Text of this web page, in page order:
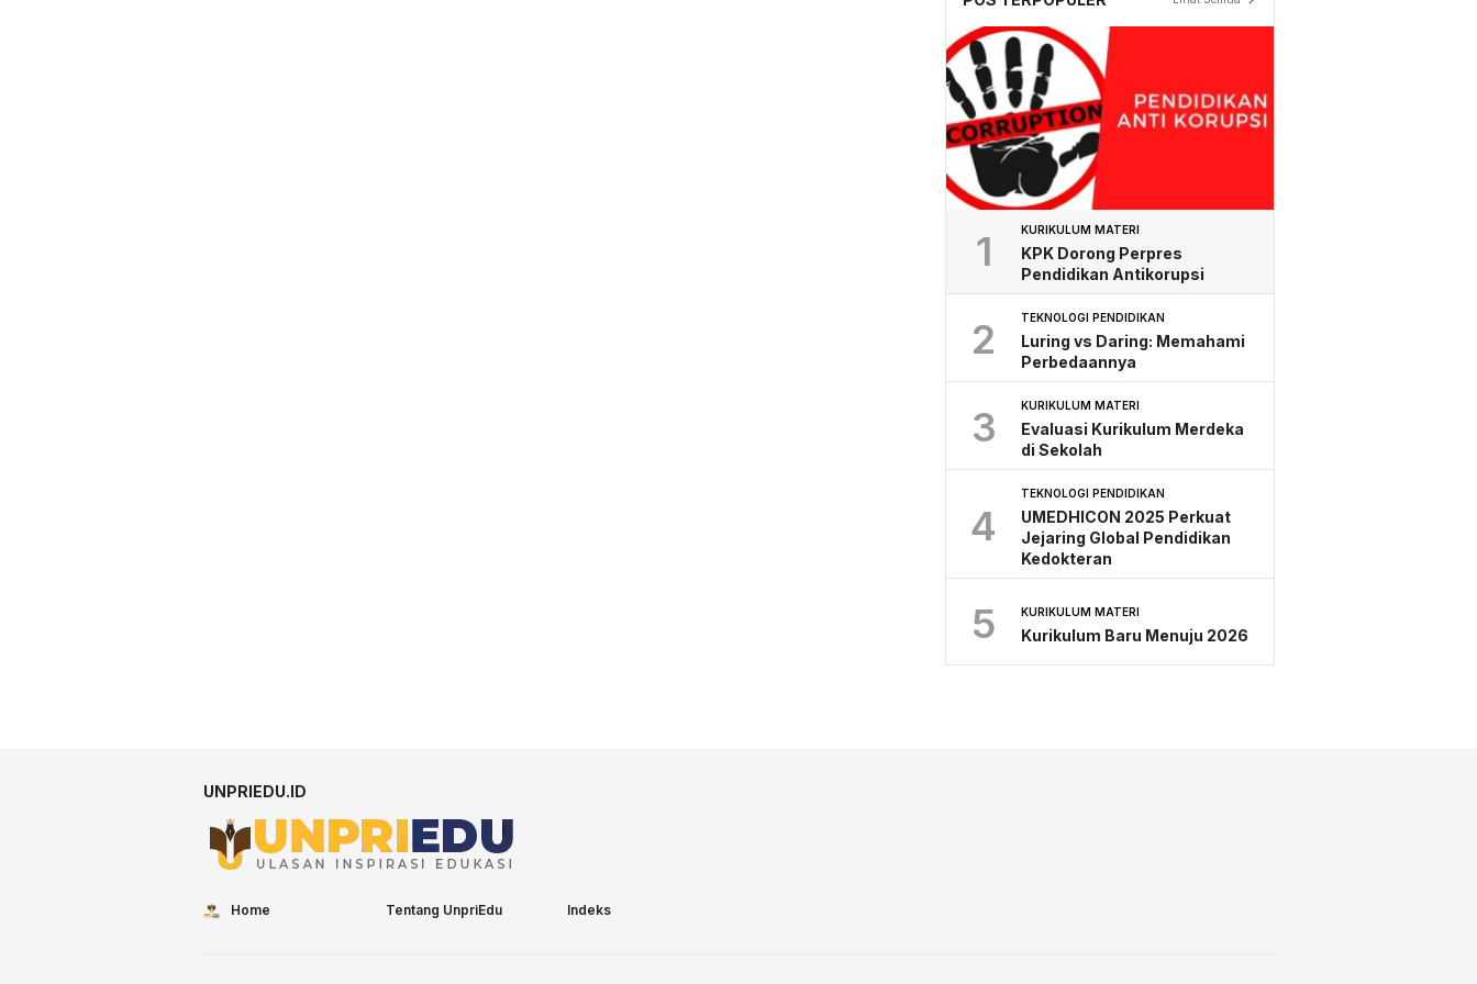
1 KURIKULUM MATERI
KPK Dorong Perpres
Pendidikan Antikorupsi
2 TEKNOLOGI PENDIDIKAN
Luring vs Daring: Memahami
Perbedaannya
3 KURIKULUM MATERI
Evaluasi Kurikulum Merdeka
di Sekolah
4
TEKNOLOGI PENDIDIKAN
UMEDHICON 2025 Perkuat
Jejaring Global Pendidikan
Kedokteran
5 KURIKULUM MATERI
Kurikulum Baru Menuju 2026
UNPRIEDU.ID
Home Tentang UnpriEdu Indeks